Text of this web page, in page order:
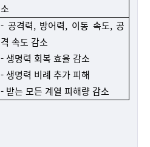
소
- 공격력, 방어력, 이동 속도, 공
격 속도 감소
- 생명력 회복 효율 감소
- 생명력 비례 추가 피해
- 받는 모든 계열 피해량 감소